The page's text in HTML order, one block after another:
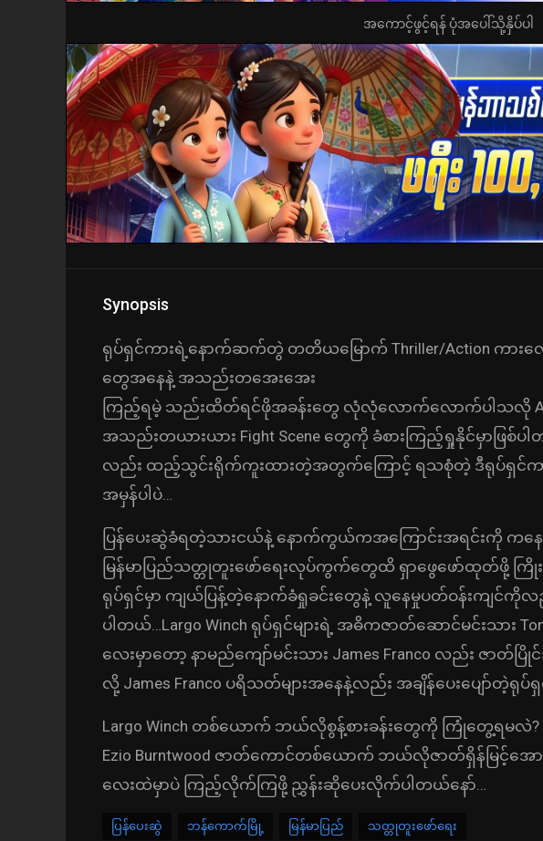
အကောင့်ဖွင့်ရန် ပုံအပေါ်သို့နှိပ်ပါ
Synopsis
ရုပ်ရှင်ကားရဲ့နောက်ဆက်တွဲ တတိယမြောက် Thriller/Action ကားလေ
တွေအနေနဲ့ အသည်းတအေးအေး
ကြည့်ရမဲ့ သည်းထိတ်ရင်ဖိုအခန်းတွေ လုံလုံလောက်လောက်ပါသလို
အသည်းတယားယား Fight Scene တွေကို ခံစားကြည့်ရှုနိုင်မှာဖြစ်
လည်း ထည့်သွင်းရိုက်ကူးထားတဲ့အတွက်ကြောင့် ရသစုံတဲ့ ဒီရုပ်ရှင်
အမှန်ပါပဲ…
ပြန်ပေးဆွဲခံရတဲ့သားငယ်နဲ့ နောက်ကွယ်ကအကြောင်းအရင်းကို ကန
မြန်မာပြည်သတ္တုတူးဖော်ရေးလုပ်ကွက်တွေထိ ရှာဖွေဖော်ထုတ်ဖို့ ကြိုးစ
ရုပ်ရှင်မှာ ကျယ်ပြန့်တဲ့နောက်ခံရှုခင်းတွေနဲ့ လူနေမှုပတ်ဝန်းကျင်ကိုလ
ပါတယ်…Largo Winch ရုပ်ရှင်များရဲ့ အဓိကဇာတ်ဆောင်မင်းသား
လေးမှာတော့ နာမည်ကျော်မင်းသား James Franco လည်း ဇာတ်ပ
လို့ James Franco ပရိသတ်များအနေနဲ့လည်း အချိန်ပေးပျော်တဲ့ရုပ်
Largo Winch တစ်ယောက် ဘယ်လိုစွန့်စားခန်းတွေကို ကြုံတွေ့ရမလဲ?
Ezio Burntwood ဇာတ်ကောင်တစ်ယောက် ဘယ်လိုဇာတ်ရှိန်မြင့်အ
လေးထဲမှာပဲ ကြည့်လိုက်ကြဖို့ ညွှန်းဆိုပေးလိုက်ပါတယ်နော်…
ပြန်ပေးဆွဲ ဘန်ကောက်မြို့ မြန်မာပြည် သတ္တုတူးဖော်ရေး